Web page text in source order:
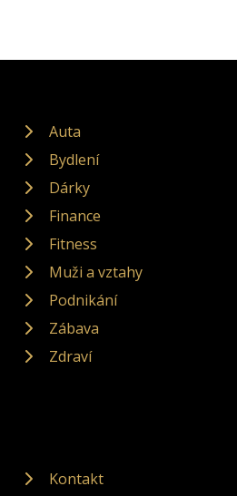
Auta
Bydlení
Dárky
Finance
Fitness
Muži a vztahy
Podnikání
Zábava
Zdraví
Kontakt